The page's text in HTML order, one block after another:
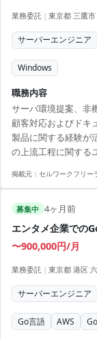
業務委託 | 東京都 三鷹市
サーバーエンジニア
Windows
職務内容
サーバ環境提案、非
顧客対応およびドキ
製品に関する経験が
の上流工程に関する
客対応 【アピールポ
育とリモート環境整
・国内でのITサービ
掲載元： セルワークフリー
募集中 4ヶ月前
エンタメ企業での
〜900,000円/月
業務委託 | 東京都 港区
サーバーエンジニア
Go言語 AWS